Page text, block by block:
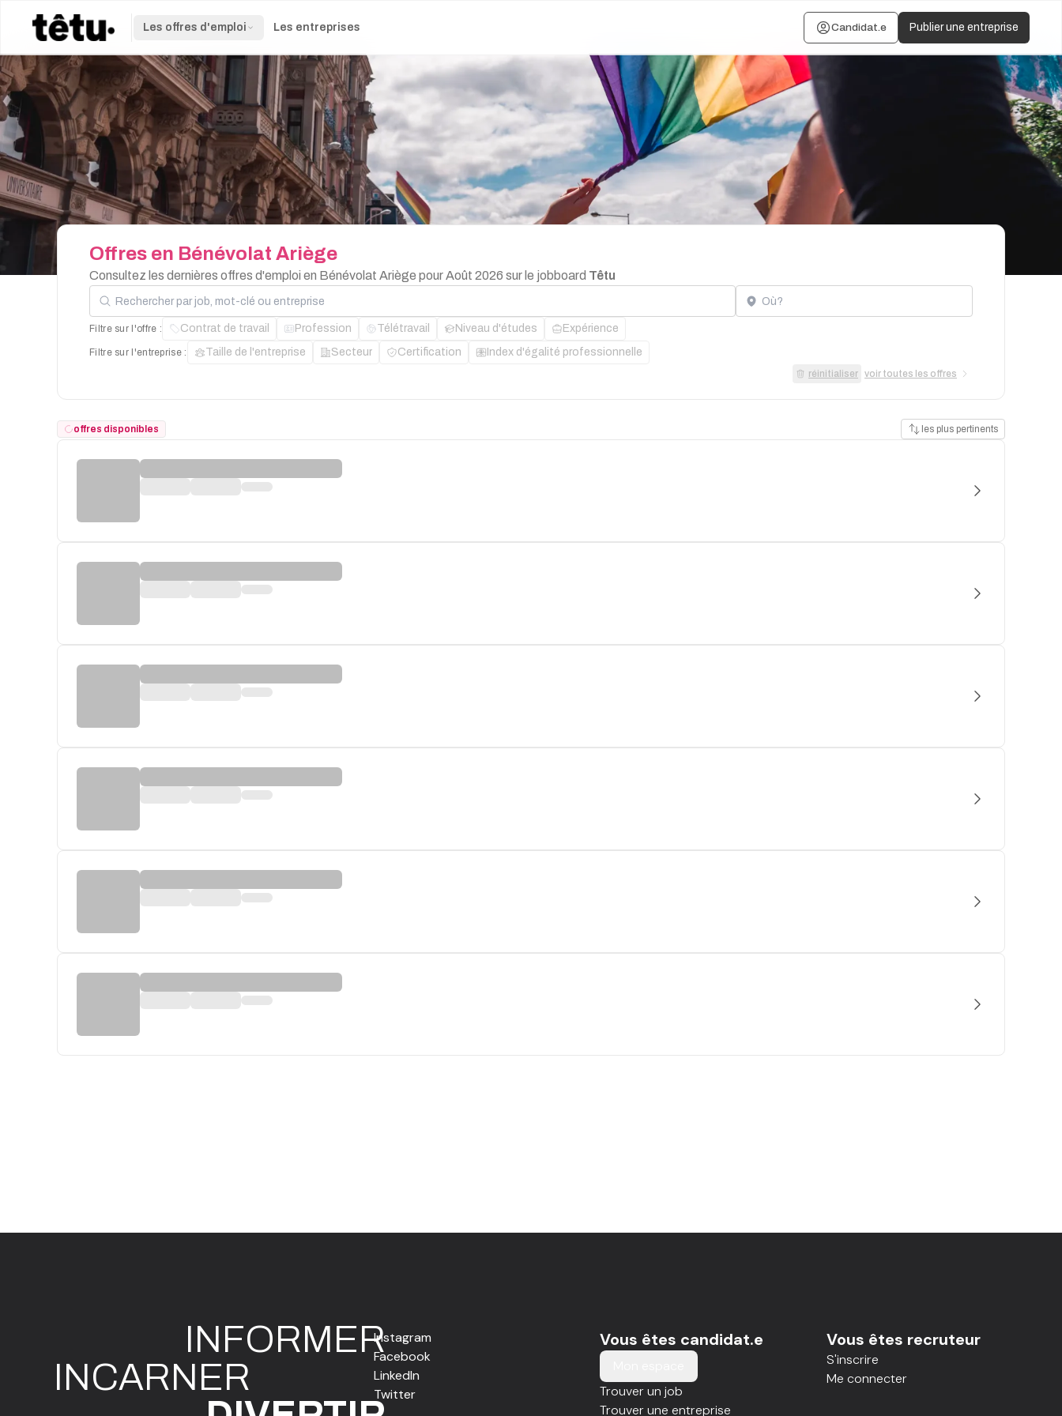
Les offres d'emploi Les entreprises Candidat.e Publier une entreprise
Offres en Bénévolat Ariège
Consultez les dernières offres d'emploi en Bénévolat Ariège pour Août 2026 sur le jobboard Têtu
Rechercher par job, mot-clé ou entreprise Localisation
Filtre sur l'offre : Contrat de travail Profession Télétravail Niveau d'études Expérience
Filtre sur l'entreprise : Taille de l'entreprise Secteur Certification Index d'égalité professionnelle
réinitialiser voir toutes les offres
offres disponibles les plus pertinents
INFORMER
INCARNER
Instagram
Facebook
LinkedIn
Twitter
Vous êtes candidat.e
Trouver un job
Trouver une entreprise
Vous êtes recruteur
S'inscrire
Me connecter